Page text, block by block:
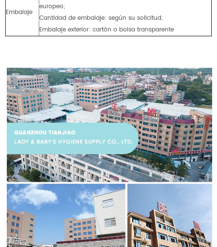
Embalaje
europeo;
Cantidad de embalaje: según su solicitud;
Embalaje exterior: cartón o bolsa transparente